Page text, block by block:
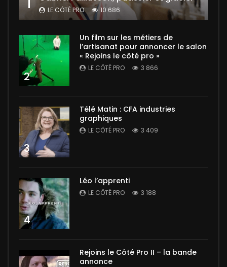
LE CÔTÉ PRO 10 686
2
Un film sur les métiers de
l’artisanat pour annoncer le salon
« Rejoins le côté pro »
LE CÔTÉ PRO 3 866
3
Télé Matin : CFA industries
graphiques
LE CÔTÉ PRO 3 409
4
Léo l’apprenti
LE CÔTÉ PRO 3 188
Rejoins le Côté Pro II – la bande
annonce